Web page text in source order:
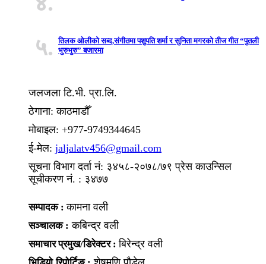
५.
तिलक ओलीको सब्द,संगीतमा पशुपति शर्मा र सुनिता मगरको तीज गीत “पुतली
भुरुभुरु” बजारमा
जलजला टि.भी. प्रा.लि.
ठेगाना: काठमाडौँ
मोबाइल: +977-9749344645
ई-मेल: jaljalatv456@gmail.com
सूचना विभाग दर्ता नं: ३४५८-२०७८/७९ प्रेस काउन्सिल
सूचीकरण नं. : ३४७७
सम्पादक :कामना वली
सञ्‍चालक : कबिन्द्र वली
समाचार प्रमुख/डिरेक्टर :बिरेन्द्र वली